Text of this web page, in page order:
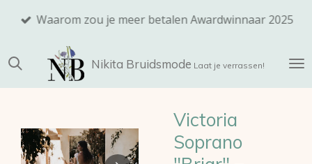
de
hoofdinhoud
Nikita Bruidsmode Laat je verrassen!
Waarom zou je meer betalen Awardwinnaar 2025
Victoria
Soprano